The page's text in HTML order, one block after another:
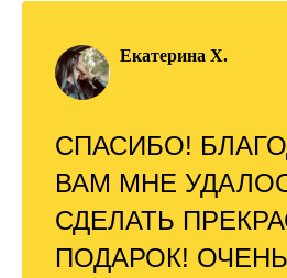
Екатерина Х.
СПАСИБО!
ВАМ МНЕ
СДЕЛАТЬ
ПОДАРОК! ОЧЕНЬ